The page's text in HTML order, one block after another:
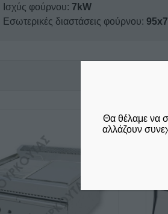
Ισχύς φούρνου: 7kW
Εσωτερικές διαστάσεις φούρνου:
Θα θέλαμε να
αλλάζουν